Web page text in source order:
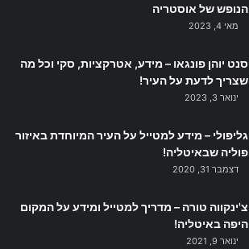
הנופש של אוסטריה
מאי 4, 2023
סנט יוהן פונגאו – מידע, אטרקציות, סקי וכל מה
שצריך לדעת על העיר!
ינואר 3, 2023
גליפולי – מידע למטייל על העיר המיוחדת באיזור
פוליה שבאיטליה!
דצמבר 31, 2020
צ'ינקווה טורה – מדריך למטייל ומידע על המקום
היפה באיטליה!
ינואר 9, 2021